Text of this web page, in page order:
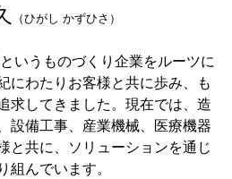
（ひがし かずひさ）
いうものづくり企業をルーツに
にわたりお客様と共に歩み、も
求してきました。現在では、造
設備工事、産業機械、医療機器
と共に、ソリューションを通じ
組んでいます。